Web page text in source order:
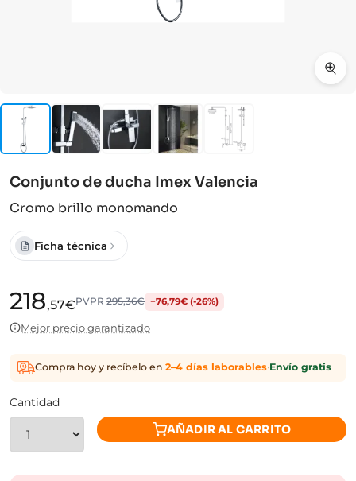
Conjunto de ducha Imex Valencia
Cromo brillo monomando
Ficha técnica
218,57€PVPR295,36€ −76,79€ (-26%)
Mejor precio garantizado
Compra hoy y recíbelo en 2–4 días laborables·Envío gratis
Cantidad
AÑADIR AL CARRITO